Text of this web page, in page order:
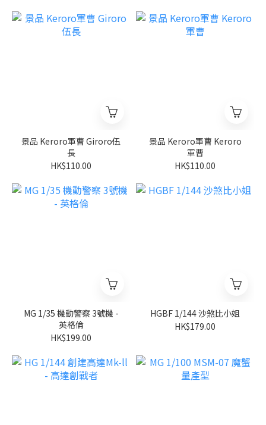
景品 Keroro軍曹 Giroro伍
長
HK$110.00
景品 Keroro軍曹 Keroro
軍曹
HK$110.00
MG 1/35 機動警察 3號機 -
英格倫
HK$199.00
HGBF 1/144 沙煞比小姐
HK$179.00